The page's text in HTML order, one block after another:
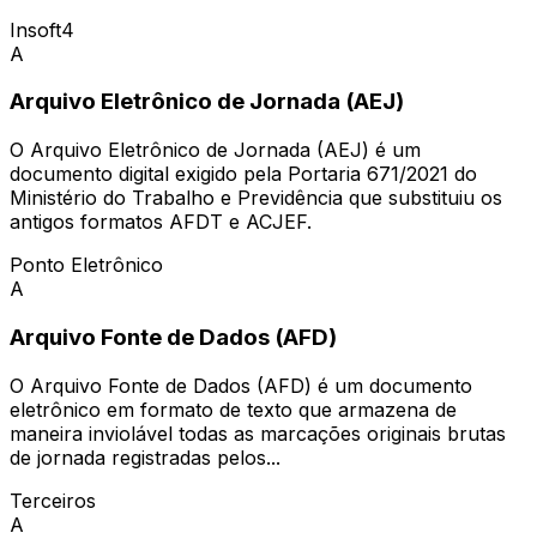
Insoft4
A
Arquivo Eletrônico de Jornada (AEJ)
O Arquivo Eletrônico de Jornada (AEJ) é um
documento digital exigido pela Portaria 671/2021 do
Ministério do Trabalho e Previdência que substituiu os
antigos formatos AFDT e ACJEF.
Ponto Eletrônico
A
Arquivo Fonte de Dados (AFD)
O Arquivo Fonte de Dados (AFD) é um documento
eletrônico em formato de texto que armazena de
maneira inviolável todas as marcações originais brutas
de jornada registradas pelos...
Terceiros
A